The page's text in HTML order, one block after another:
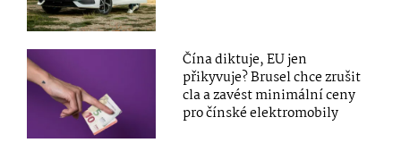
Čína diktuje, EU jen
přikyvuje? Brusel chce zrušit
cla a zavést minimální ceny
pro čínské elektromobily